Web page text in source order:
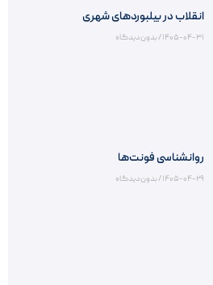
انقلاب در بیلبوردهای شهری
۱۴۰۵-۰۴-۳۱ بدون دیدگاه
روانشناسی فونت‌ها
۱۴۰۵-۰۴-۲۹ بدون دیدگاه